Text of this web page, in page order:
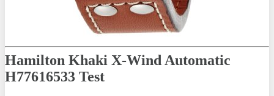
Hamilton Khaki X-Wind Automatic
H77616533 Test